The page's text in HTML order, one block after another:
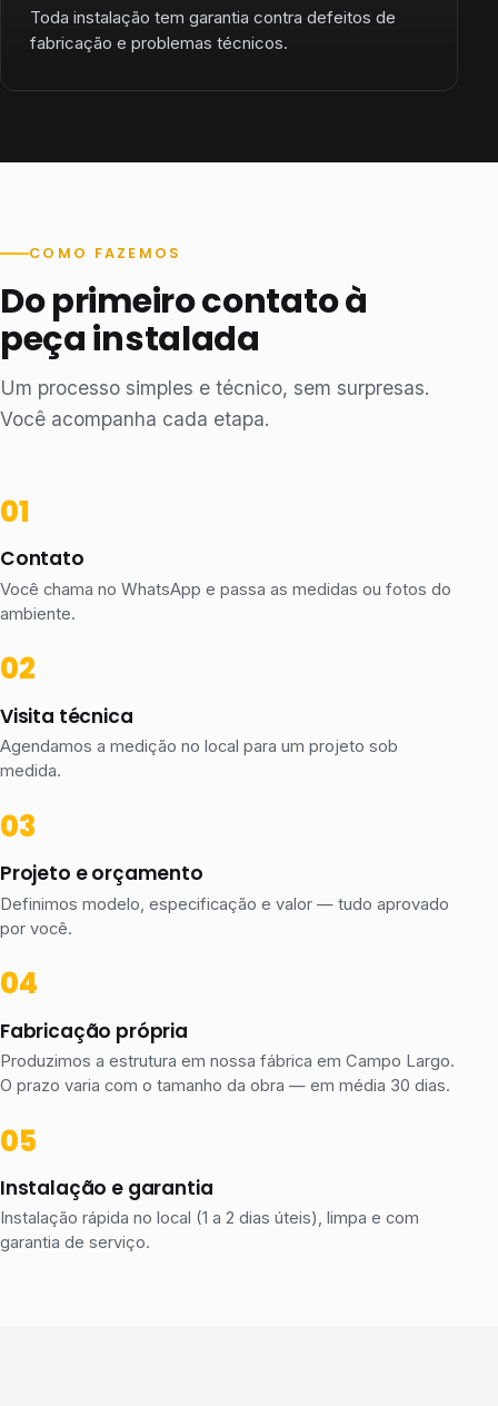
Toda instalação tem garantia contra defeitos de
fabricação e problemas técnicos.
COMO FAZEMOS
Do primeiro contato à
peça instalada
Um processo simples e técnico, sem surpresas.
Você acompanha cada etapa.
Contato
Você chama no WhatsApp e passa as medidas ou fotos do
ambiente.
Visita técnica
Agendamos a medição no local para um projeto sob
medida.
Projeto e orçamento
Definimos modelo, especificação e valor — tudo aprovado
por você.
Fabricação própria
Produzimos a estrutura em nossa fábrica em Campo Largo.
O prazo varia com o tamanho da obra — em média 30 dias.
Instalação e garantia
Instalação rápida no local (1 a 2 dias úteis), limpa e com
garantia de serviço.